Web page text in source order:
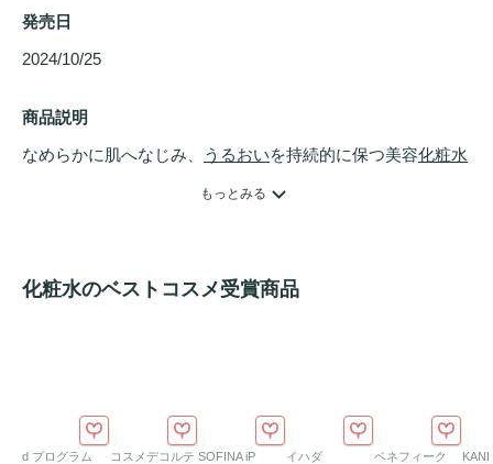
発売日
2024/10/25
商品説明
なめらかに肌へなじみ、
うるおいを持続的に保つ美容化粧水
もっとみる
化粧水のベストコスメ受賞商品
d プログラム コスメデコルテ SOFINA iP イハダ ベネフィーク